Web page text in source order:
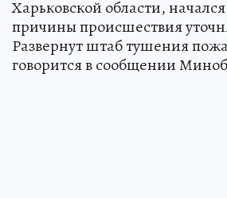
Харьковской области,
причины происшествия
Развернут штаб тушения
говорится в сообщении